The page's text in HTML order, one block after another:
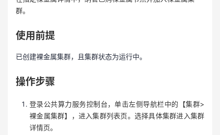
群。
使用前提
已创建裸金属集群，且集群状态为运行中。
操作步骤
登录公共算力服务控制台，单击左侧导航栏中的【集群>
裸金属集群】，进入集群列表页。选择具体集群进入集群
详情页。